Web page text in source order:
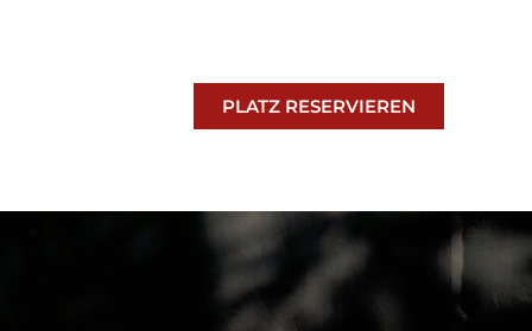
PLATZ RESERVIEREN